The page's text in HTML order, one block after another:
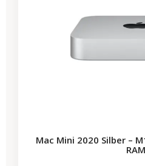
Mac Mini 2020 Silber –
RAM